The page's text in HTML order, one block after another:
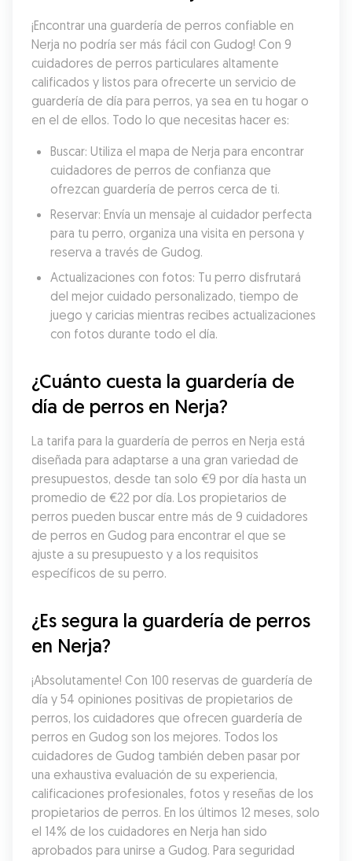
¡Encontrar una guardería de perros confiable en
Nerja no podría ser más fácil con Gudog! Con 9
cuidadores de perros particulares altamente
calificados y listos para ofrecerte un servicio de
guardería de día para perros, ya sea en tu hogar o
en el de ellos. Todo lo que necesitas hacer es:
Buscar: Utiliza el mapa de Nerja para encontrar
cuidadores de perros de confianza que
ofrezcan guardería de perros cerca de ti.
Reservar: Envía un mensaje al cuidador perfecta
para tu perro, organiza una visita en persona y
reserva a través de Gudog.
Actualizaciones con fotos: Tu perro disfrutará
del mejor cuidado personalizado, tiempo de
juego y caricias mientras recibes actualizaciones
con fotos durante todo el día.
¿Cuánto cuesta la guardería de
día de perros en Nerja?
La tarifa para la guardería de perros en Nerja está
diseñada para adaptarse a una gran variedad de
presupuestos, desde tan solo €9 por día hasta un
promedio de €22 por día. Los propietarios de
perros pueden buscar entre más de 9 cuidadores
de perros en Gudog para encontrar el que se
ajuste a su presupuesto y a los requisitos
específicos de su perro.
¿Es segura la guardería de perros
en Nerja?
¡Absolutamente! Con 100 reservas de guardería de
día y 54 opiniones positivas de propietarios de
perros, los cuidadores que ofrecen guardería de
perros en Gudog son los mejores. Todos los
cuidadores de Gudog también deben pasar por
una exhaustiva evaluación de su experiencia,
calificaciones profesionales, fotos y reseñas de los
propietarios de perros. En los últimos 12 meses, solo
el 14% de los cuidadores en Nerja han sido
aprobados para unirse a Gudog. Para seguridad